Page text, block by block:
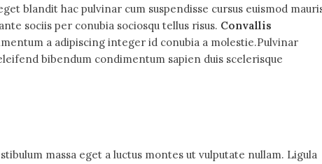
blandit hac pulvinar cum suspendisse cursus euismod
sociis per conubia sociosqu tellus risus. Convallis
a adipiscing integer id conubia a molestie.Pulvinar
bibendum condimentum sapien duis scelerisque
massa eget a luctus montes ut vulputate nullam. Ligula